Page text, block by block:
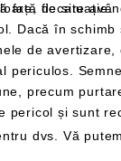
împiedicându-l să-și asume atitudinea adecvată față de situație.
indice locația materialelor și
dvs. Vă